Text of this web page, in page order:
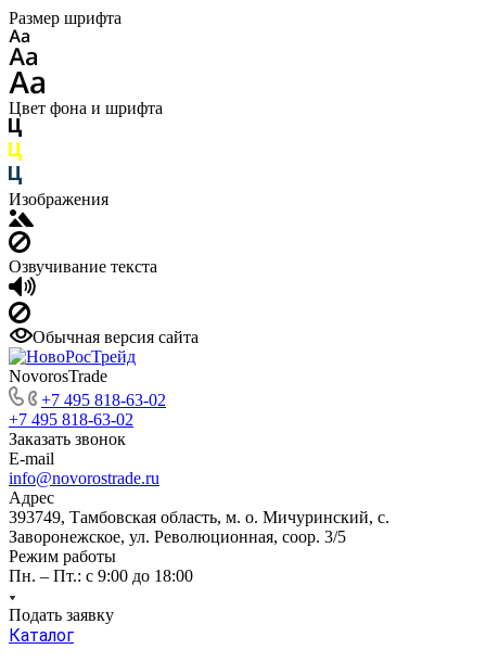
Размер шрифта
Цвет фона и шрифта
Изображения
Озвучивание текста
Обычная версия сайта
NovorosTrade
+7 495 818-63-02
+7 495 818-63-02
Заказать звонок
E-mail
info@novorostrade.ru
Адрес
393749, Тамбовская область, м. о. Мичуринский, с.
Заворонежское, ул. Революционная, соор. 3/5
Режим работы
Пн. – Пт.: с 9:00 до 18:00
Подать заявку
Каталог